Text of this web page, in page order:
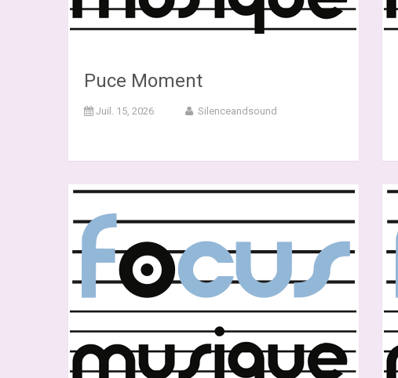
Puce Moment
Juil. 15, 2026 Silenceandsound